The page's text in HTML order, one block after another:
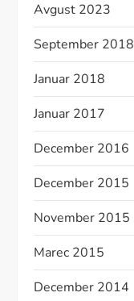
Avgust 2023
September 2018
Januar 2018
Januar 2017
December 2016
December 2015
November 2015
Marec 2015
December 2014